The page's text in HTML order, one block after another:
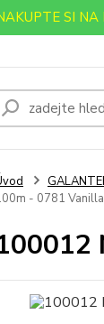
SI
- 0781 Vanilla